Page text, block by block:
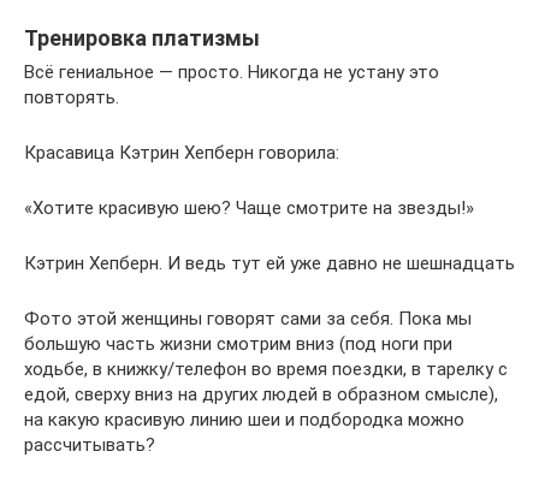
Тренировка платизмы
Всё гениальное — просто. Никогда не устану это
повторять.
Красавица Кэтрин Хепберн говорила:
«Хотите красивую шею? Чаще смотрите на звезды!»
Кэтрин Хепберн. И ведь тут ей уже давно не шешнадцать
Фото этой женщины говорят сами за себя. Пока мы
большую часть жизни смотрим вниз (под ноги при
ходьбе, в книжку/телефон во время поездки, в тарелку с
едой, сверху вниз на других людей в образном смысле),
на какую красивую линию шеи и подбородка можно
рассчитывать?